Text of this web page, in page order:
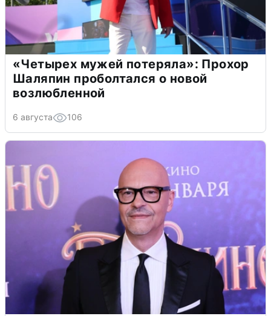
«Четырех мужей потеряла»: Прохор
Шаляпин проболтался о новой
возлюбленной
6 августа 106